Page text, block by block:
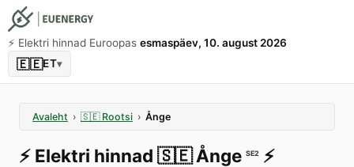
⚡️ Elektri hinnad Euroopas esmaspäev, 10. august 2026
🇪🇪ET▾
Avaleht › 🇸🇪 Rootsi › Ånge
⚡️ Elektri hinnad 🇸🇪 Ånge SE2 ⚡️